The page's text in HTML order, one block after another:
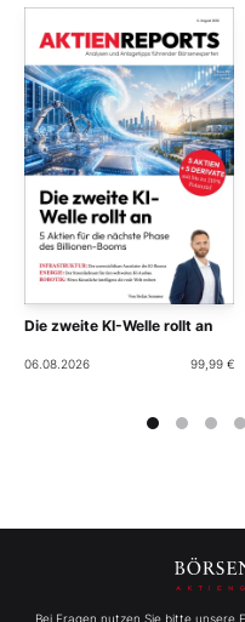
Die zweite KI-Welle rollt an
06.08.2026 99,99 €
Bei Fragen nutzen Sie bitte unsere